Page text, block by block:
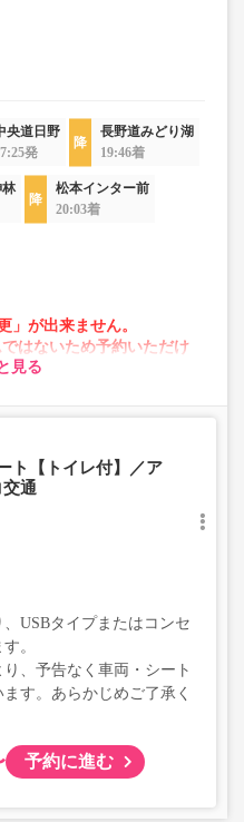
央道日野
発
長野道みどり湖
19:46着
松本インター前
20:03着
」が出来ません。
はないため予約いただけ
がございます。これに伴
見る
ト【トイレ付】／ア
通
USBタイプまたはコンセ
。
、予告なく車両・シート
す。あらかじめご了承く
予約に進む